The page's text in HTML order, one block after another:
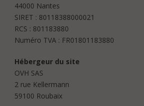
44000 Nantes
SIRET : 80118388000021
RCS : 801183880
Numéro TVA : FR01801183880
Hébergeur du site
OVH SAS
2 rue Kellermann
59100 Roubaix